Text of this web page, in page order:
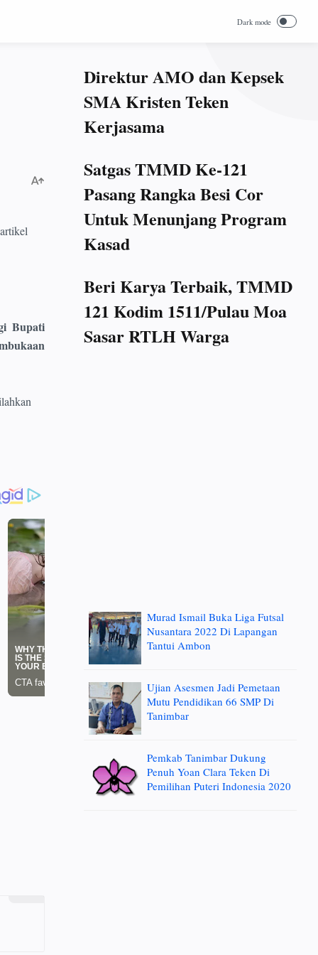
Bupati
Direktur AMO dan Kepsek
SMA Kristen Teken
Kerjasama
Satgas TMMD Ke-121
Pasang Rangka Besi Cor
Untuk Menunjang Program
Kasad
Beri Karya Terbaik, TMMD
121 Kodim 1511/Pulau Moa
Sasar RTLH Warga
Murad Ismail Buka Liga Futsal
Nusantara 2022 Di Lapangan
Tantui Ambon
Ujian Asesmen Jadi Pemetaan
Mutu Pendidikan 66 SMP Di
Tanimbar
Pemkab Tanimbar Dukung
Penuh Yoan Clara Teken Di
Pemilihan Puteri Indonesia 2020